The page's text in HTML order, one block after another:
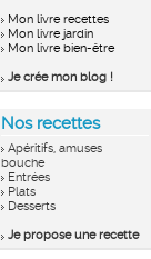
Mon livre recettes
Mon livre jardin
Mon livre bien-être
Je crée mon blog !
Nos recettes
Apéritifs, amuses
bouche
Entrées
Plats
Desserts
Je propose une recette